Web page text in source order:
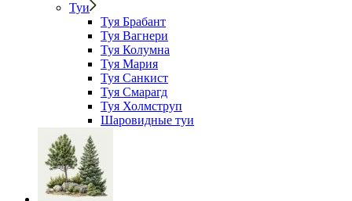
Туи
Туя Брабант
Туя Вагнери
Туя Колумна
Туя Мария
Туя Санкист
Туя Смарагд
Туя Холмструп
Шаровидные туи